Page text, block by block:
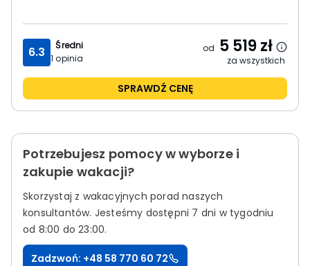
6.3
Średni
1 opinia
od 5 519zł
za wszystkich
SPRAWDŹ CENĘ
Potrzebujesz pomocy w wyborze i
zakupie wakacji?
Skorzystaj z wakacyjnych porad naszych
konsultantów. Jesteśmy dostępni 7 dni w tygodniu
od 8:00 do 23:00.
Zadzwoń: +48 58 770 60 72